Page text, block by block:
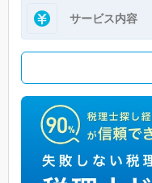
サービス内容